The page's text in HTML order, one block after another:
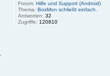
Forum: Hilfe und Support (Android)
Thema: BosMon schließt einfach.
Antworten: 32
Zugriffe: 120810